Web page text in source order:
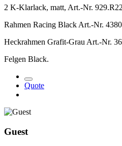
2 K-Klarlack, matt, Art.-Nr.
Rahmen Racing Black Art.-Nr.
Heckrahmen Grafit-Grau Art.-Nr.
Felgen Black.
Quote
Guest